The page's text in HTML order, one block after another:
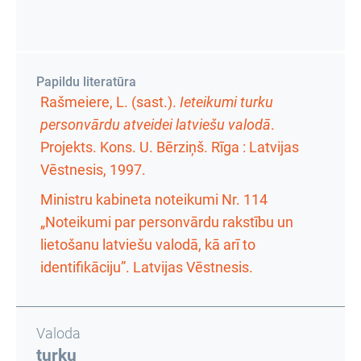
Papildu literatūra
Rašmeiere, L. (sast.). Ieteikumi turku
personvārdu atveidei latviešu valodā.
Projekts. Kons. U. Bērziņš. Rīga : Latvijas
Vēstnesis, 1997.
Ministru kabineta noteikumi Nr. 114
„Noteikumi par personvārdu rakstību un
lietošanu latviešu valodā, kā arī to
identifikāciju”. Latvijas Vēstnesis.
Valoda
turku